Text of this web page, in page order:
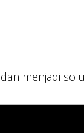
menjadi